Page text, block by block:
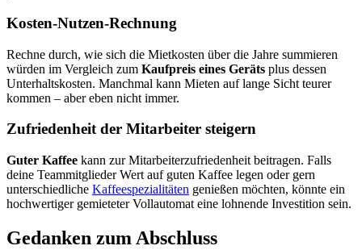
Kosten-Nutzen-Rechnung
Rechne durch, wie sich die Mietkosten über die Jahre summieren
würden im Vergleich zum Kaufpreis eines Geräts plus dessen
Unterhaltskosten. Manchmal kann Mieten auf lange Sicht teurer
kommen – aber eben nicht immer.
Zufriedenheit der Mitarbeiter steigern
Guter Kaffee kann zur Mitarbeiterzufriedenheit beitragen. Falls
deine Teammitglieder Wert auf guten Kaffee legen oder gern
unterschiedliche Kaffeespezialitäten genießen möchten, könnte ein
hochwertiger gemieteter Vollautomat eine lohnende Investition sein.
Gedanken zum Abschluss